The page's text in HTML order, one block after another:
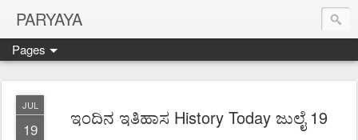
PARYAYA
Pages
JUL
19
ಇಂದಿನ ಇತಿಹಾಸ History Today ಜುಲೈ 19